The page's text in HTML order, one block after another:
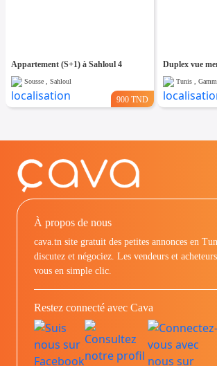
Appartement (S+1) à Sahloul 4
Sousse , Sahloul
900 TND
Tunis ,
À propos de nous
cava.tn site gratuit des petites annonces en
discutez et négociez. Les vendeurs et
vous en simple clic.
Restez connecté avec Cava